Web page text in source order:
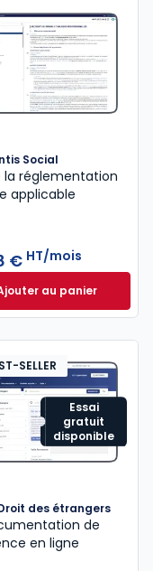
€ HT/mois
Social
la réglementation
applicable
€ HT/mois
au panier
Mémentis Social
Essai
gratuit
disponible
SELLER
des étrangers
de
en ligne